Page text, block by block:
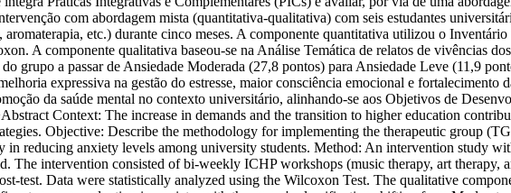
com abordagem mista (quantitativa-qualitativa) com seis estudantes
aromaterapia, etc.) durante cinco meses. A componente quantitativa utilizou o
A componente qualitativa baseou-se na Análise Temática de relatos de vivências
grupo a passar de Ansiedade Moderada (27,8 pontos) para Ansiedade Leve (11,9
expressiva na gestão do estresse, maior consciência emocional e
da saúde mental no contexto universitário, alinhando-se aos Objetivos de
Context: The increase in demands and the transition to higher education
Objective: Describe the methodology for implementing the therapeutic group
in reducing anxiety levels among university students. Method: An intervention study
The intervention consisted of bi-weekly ICHP workshops (music therapy, art therapy,
test. Data were statistically analyzed using the Wilcoxon Test. The qualitative